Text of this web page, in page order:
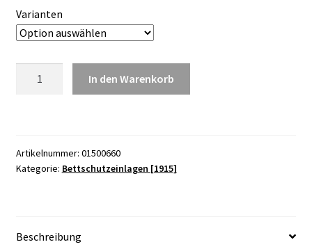
Varianten
cm
blau
In den Warenkorb
Artikelnummer: 01500660
Kategorie: Bettschutzeinlagen [1915]
Beschreibung